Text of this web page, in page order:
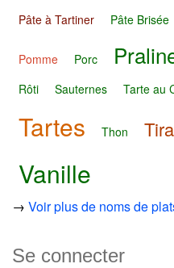
Pâte à Tartiner Pâte Brisée
Pomme Porc
Rôti Sauternes Tarte au
Tartes Thon
Vanille
→ Voir plus de noms de
Se connecter